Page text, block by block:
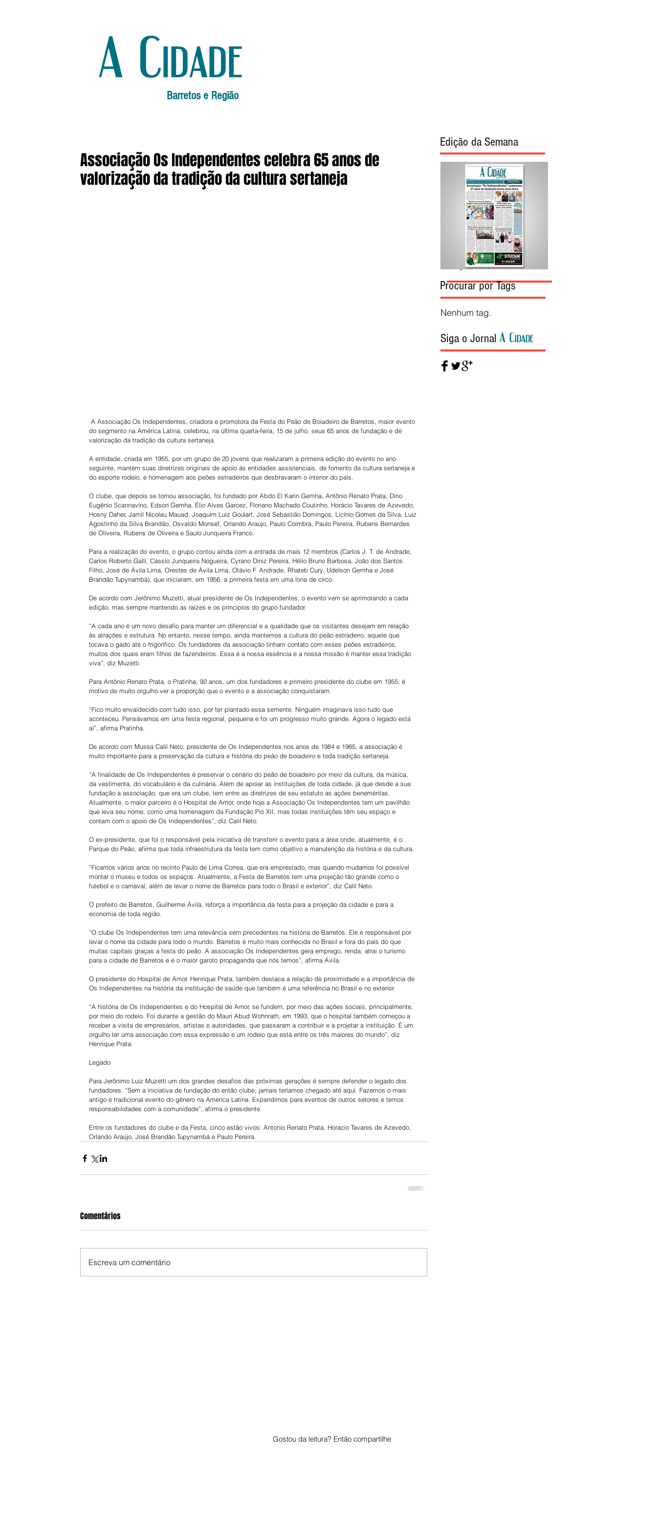
A Cidade
Barretos e Região
Associação Os Independentes celebra 65 anos de
valorização da tradição da cultura sertaneja
do segmento na América Latina, celebrou, na última quarta-feira, 15 de julho, seus 65 anos de fundação e de
valorização da tradição da cultura sertaneja.
A entidade, criada em 1955, por um grupo de 20 jovens que realizaram a primeira edição do evento no ano
seguinte, mantém suas diretrizes originais de apoio às entidades assistenciais, de fomento da cultura sertaneja e
do esporte rodeio, e homenagem aos peões estradeiros que desbravaram o interior do país.
O clube, que depois se tornou associação, foi fundado por Abdo El Karin Gemha, Antônio Renato Prata, Dino
Eugênio Scannavino, Edson Gemha, Élio Alves Garcez, Floriano Machado Coutinho, Horácio Tavares de Azevedo,
Hosny Daher, Jamil Nicolau Mauad, Joaquim Luiz Goulart, José Sebastião Domingos, Licínio Gomes da Silva, Luiz
Agostinho da Silva Brandão, Osvaldo Monsef, Orlando Araújo, Paulo Coimbra, Paulo Pereira, Rubens Bernardes
de Oliveira, Rubens de Oliveira e Saulo Junqueira Franco.
Para a realização do evento, o grupo contou ainda com a entrada de mais 12 membros (Carlos J. T. de Andrade,
Carlos Roberto Galli, Cássio Junqueira Nogueira, Cyrano Diniz Pereira, Hélio Bruno Barbosa, João dos Santos
Filho, José de Ávila Lima, Orestes de Ávila Lima, Otávio F. Andrade, Rhateb Cury, Udelson Gemha e José
Brandão Tupynambá), que iniciaram, em 1956, a primeira festa em uma lona de circo.
De acordo com Jerônimo Muzetti, atual presidente de Os Independentes, o evento vem se aprimorando a cada
edição, mas sempre mantendo as raízes e os princípios do grupo fundador.
“A cada ano é um novo desafio para manter um diferencial e a qualidade que os visitantes desejam em relação
às atrações e estrutura. No entanto, nesse tempo, ainda mantemos a cultura do peão estradeiro, aquele que
tocava o gado até o frigorífico. Os fundadores da associação tinham contato com esses peões estradeiros,
muitos dos quais eram filhos de fazendeiros. Essa é a nossa essência e a nossa missão é manter essa tradição
viva”, diz Muzetti.
Para Antônio Renato Prata, o Pratinha, 92 anos, um dos fundadores e primeiro presidente do clube em 1955, é
motivo de muito orgulho ver a proporção que o evento e a associação conquistaram.
“Fico muito envaidecido com tudo isso, por ter plantado essa semente. Ninguém imaginava isso tudo que
aconteceu. Pensávamos em uma festa regional, pequena e foi um progresso muito grande. Agora o legado está
aí”, afirma Pratinha.
De acordo com Mussa Calil Neto, presidente de Os Independentes nos anos de 1984 e 1985, a associação é
muito importante para a preservação da cultura e história do peão de boiadeiro e toda tradição sertaneja.
“A finalidade de Os Independentes é preservar o cenário do peão de boiadeiro por meio da cultura, da música,
da vestimenta, do vocabulário e da culinária. Além de apoiar as instituições de toda cidade, já que desde a sua
fundação a associação, que era um clube, tem entre as diretrizes de seu estatuto as ações beneméritas.
Atualmente, o maior parceiro é o Hospital de Amor, onde hoje a Associação Os Independentes tem um pavilhão
que leva seu nome, como uma homenagem da Fundação Pio XII, mas todas instituições têm seu espaço e
contam com o apoio de Os Independentes”, diz Calil Neto.
O ex-presidente, que foi o responsável pela iniciativa de transferir o evento para a área onde, atualmente, é o
Parque do Peão, afirma que toda infraestrutura da festa tem como objetivo a manutenção da história e da cultura.
“Ficamos vários anos no recinto Paulo de Lima Correa, que era emprestado, mas quando mudamos foi possível
montar o museu e todos os espaços. Atualmente, a Festa de Barretos tem uma projeção tão grande como o
futebol e o carnaval, além de levar o nome de Barretos para todo o Brasil e exterior”, diz Calil Neto.
O prefeito de Barretos, Guilherme Ávila, reforça a importância da festa para a projeção da cidade e para a
economia de toda região.
“O clube Os Independentes tem uma relevância sem precedentes na história de Barretos. Ele é responsável por
levar o nome da cidade para todo o mundo. Barretos é muito mais conhecida no Brasil e fora do país do que
muitas capitais graças a festa do peão. A associação Os Independentes gera emprego, renda, atrai o turismo
para a cidade de Barretos e é o maior garoto propaganda que nós temos”, afirma Ávila.
O presidente do Hospital de Amor, Henrique Prata, também destaca a relação de proximidade e a importância de
Os Independentes na história da instituição de saúde que também é uma referência no Brasil e no exterior.
“A história de Os Independentes e do Hospital de Amor, se fundem, por meio das ações sociais, principalmente,
por meio do rodeio. Foi durante a gestão do Mauri Abud Wohnrath, em 1993, que o hospital também começou a
receber a visita de empresários, artistas e autoridades, que passaram a contribuir e a projetar a instituição. É um
orgulho ter uma associação com essa expressão e um rodeio que está entre os três maiores do mundo”, diz
Henrique Prata.
Legado
Para Jerônimo Luiz Muzetti um dos grandes desafios das próximas gerações é sempre defender o legado dos
fundadores. “Sem a iniciativa de fundação do então clube, jamais teríamos chegado até aqui. Fazemos o mais
antigo e tradicional evento do gênero na América Latina. Expandimos para eventos de outros setores e temos
responsabilidades com a comunidade”, afirma o presidente.
Entre os fundadores do clube e da Festa, cinco estão vivos: Antonio Renato Prata, Horacio Tavares de Azevedo,
Orlando Araújo, José Brandão Tupynambá e Paulo Pereira.
Comentários
Escreva um comentário
Edição da Semana
Edição da Semana
Procurar por Tags
Nenhum tag.
Siga o Jornal A Cidade
Gostou da leitura? Então compartilhe